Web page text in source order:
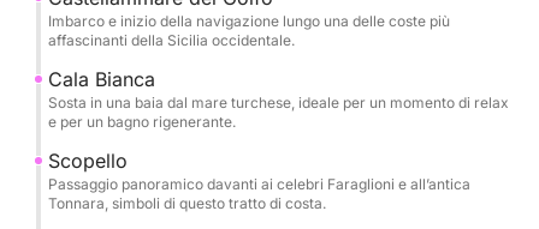
Il tour prosegue verso Scopello, luogo iconico della
Sicilia occidentale, celebre per i suoi faraglioni e per
l’antica tonnara affacciata sul mare. Un tratto di
costa dal fascino autentico, ideale per scattare foto
indimenticabili e lasciarsi conquistare dal paesaggio.
Infine, si raggiunge la splendida Riserva Naturale
Imbarco e inizio della navigazione lungo una delle coste più
affascinanti della Sicilia occidentale.
Cala Bianca
Sosta in una baia dal mare turchese, ideale per un momento di relax
e per un bagno rigenerante.
Scopello
Passaggio panoramico davanti ai celebri Faraglioni e all’antica
Tonnara, simboli di questo tratto di costa.